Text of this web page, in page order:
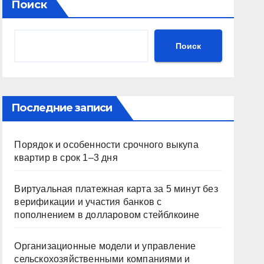
Поиск
Поиск
Последние записи
Порядок и особенности срочного выкупа
квартир в срок 1–3 дня
Виртуальная платежная карта за 5 минут без
верификации и участия банков с
пополнением в долларовом стейблкоине
Организационные модели и управление
сельскохозяйственными компаниями и